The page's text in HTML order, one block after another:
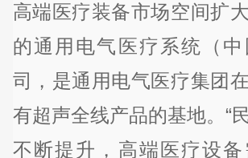
高端医疗装备市场空间扩
的通用电气医疗系统（
司，是通用电气医疗集团
有超声全线产品的基地。“
不断提升，高端医疗设备